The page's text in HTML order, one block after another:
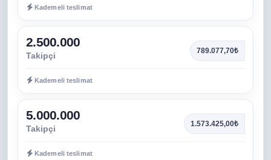
Kademeli teslimat
2.500.000
Takipçi 789.077,70₺
Kademeli teslimat
5.000.000
Takipçi 1.573.425,00₺
Kademeli teslimat